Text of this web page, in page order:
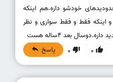
خودشو داره.هم اینکه
اینکه فقط و فقط سواری و نظر
0
0 پاسخ